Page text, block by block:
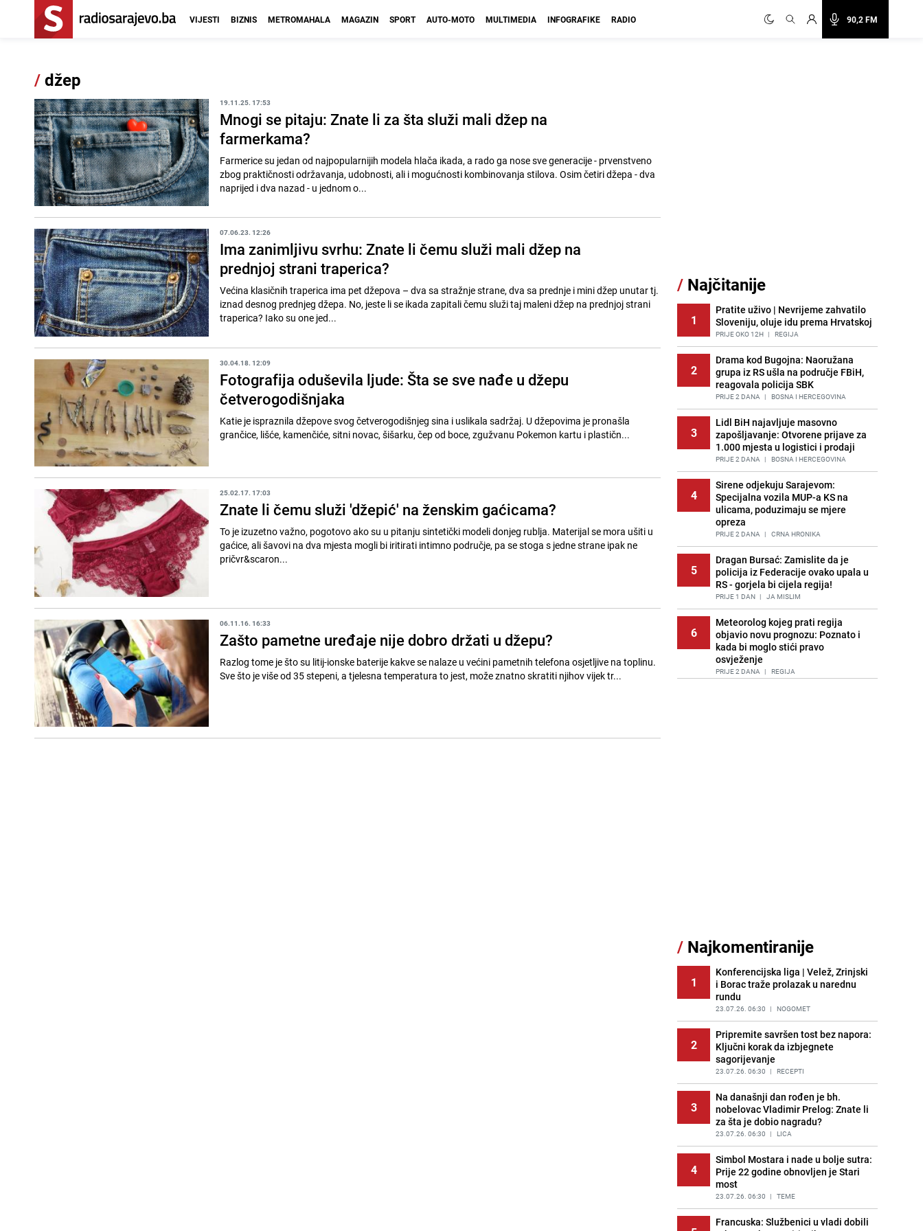
90,2 FM
VIJESTI BIZNIS METROMAHALA MAGAZIN SPORT AUTO-MOTO MULTIMEDIA INFOGRAFIKE RADIO
/džep
19.11.25. 17:53
Mnogi se pitaju: Znate li za šta služi mali džep na
farmerkama?
Farmerice su jedan od najpopularnijih modela hlača ikada, a rado ga nose sve generacije - prvenstveno
zbog praktičnosti održavanja, udobnosti, ali i mogućnosti kombinovanja stilova. Osim četiri džepa - dva
naprijed i dva nazad - u jednom o...
07.06.23. 12:26
Ima zanimljivu svrhu: Znate li čemu služi mali džep na
prednjoj strani traperica?
Većina klasičnih traperica ima pet džepova – dva sa stražnje strane, dva sa prednje i mini džep unutar tj.
iznad desnog prednjeg džepa. No, jeste li se ikada zapitali čemu služi taj maleni džep na prednjoj strani
traperica? Iako su one jed...
30.04.18. 12:09
Fotografija oduševila ljude: Šta se sve nađe u džepu
četverogodišnjaka
Katie je ispraznila džepove svog četverogodišnjeg sina i uslikala sadržaj. U džepovima je pronašla
grančice, lišće, kamenčiće, sitni novac, šišarku, čep od boce, zgužvanu Pokemon kartu i plastičn...
25.02.17. 17:03
Znate li čemu služi 'džepić' na ženskim gaćicama?
To je izuzetno važno, pogotovo ako su u pitanju sintetički modeli donjeg rublja. Materijal se mora ušiti u
gaćice, ali šavovi na dva mjesta mogli bi iritirati intimno područje, pa se stoga s jedne strane ipak ne
pričvr&scaron...
06.11.16. 16:33
Zašto pametne uređaje nije dobro držati u džepu?
Razlog tome je što su litij-ionske baterije kakve se nalaze u većini pametnih telefona osjetljive na toplinu.
Sve što je više od 35 stepeni, a tjelesna temperatura to jest, može znatno skratiti njihov vijek tr...
/ Najčitanije
1
Pratite uživo | Nevrijeme zahvatilo
Sloveniju, oluje idu prema Hrvatskoj
PRIJE OKO 12H | REGIJA
2
Drama kod Bugojna: Naoružana
grupa iz RS ušla na područje FBiH,
reagovala policija SBK
PRIJE 2 DANA | BOSNA I HERCEGOVINA
3
Lidl BiH najavljuje masovno
zapošljavanje: Otvorene prijave za
1.000 mjesta u logistici i prodaji
PRIJE 2 DANA | BOSNA I HERCEGOVINA
4
Sirene odjekuju Sarajevom:
Specijalna vozila MUP-a KS na
ulicama, poduzimaju se mjere
opreza
PRIJE 2 DANA | CRNA HRONIKA
5
Dragan Bursać: Zamislite da je
policija iz Federacije ovako upala u
RS - gorjela bi cijela regija!
PRIJE 1 DAN | JA MISLIM
6
Meteorolog kojeg prati regija
objavio novu prognozu: Poznato i
kada bi moglo stići pravo
osvježenje
PRIJE 2 DANA | REGIJA
11
KS opkolili zgradu
LOKALNE TEME
12
Šta se dešava u sarajevskom
naselju Vraca? Policija zaprimila
dojavu, izašli na teren
PRIJE 2 DANA | CRNA HRONIKA
13
Pijana sjela za volan: Osiguranje
odbilo isplatu štete na vozilu koje je
slupala Anja Ljubojević
PRIJE 1 DAN | BOSNA I HERCEGOVINA
14
Meteorolozi za danas podigli
upozorenja za 3 regije: Objavljena
prognoza do petka - stiže kiša?
PRIJE 2 DANA | BOSNA I HERCEGOVINA
15
Uklonite kamenac sa slavina u
kupatilu: Dovoljna je ova smjesa
PRIJE 2 DANA | ŽIVOT I STIL
/ Najkomentiranije
1
Konferencijska liga | Velež, Zrinjski
i Borac traže prolazak u narednu
rundu
23.07.26. 06:30 | NOGOMET
2
Pripremite savršen tost bez napora:
Ključni korak da izbjegnete
sagorijevanje
23.07.26. 06:30 | RECEPTI
3
Na današnji dan rođen je bh.
nobelovac Vladimir Prelog: Znate li
za šta je dobio nagradu?
23.07.26. 06:30 | LICA
4
Simbol Mostara i nade u bolje sutra:
Prije 22 godine obnovljen je Stari
most
23.07.26. 06:30 | TEME
Francuska: Službenici u vladi dobili